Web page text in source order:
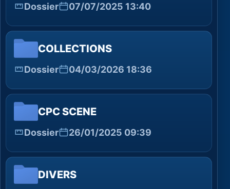
Dossier 07/07/2025 13:40
COLLECTIONS
Dossier 04/03/2026 18:36
CPC SCENE
Dossier 26/01/2025 09:39
DIVERS